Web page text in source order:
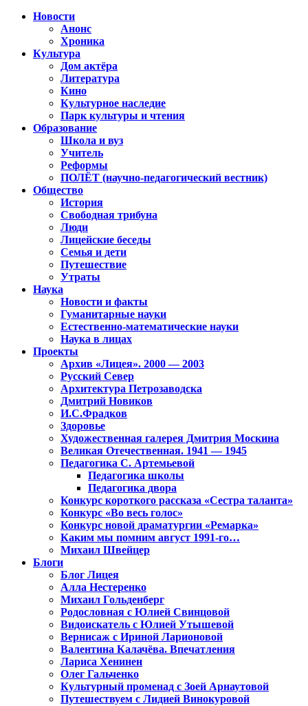
Новости
Анонс
Хроника
Культура
Дом актёра
Литература
Кино
Культурное наследие
Парк культуры и чтения
Образование
Школа и вуз
Учитель
Реформы
ПОЛЁТ (научно-педагогический вестник)
Общество
История
Свободная трибуна
Люди
Лицейские беседы
Семья и дети
Путешествие
Утраты
Наука
Новости и факты
Гуманитарные науки
Естественно-математические науки
Наука в лицах
Проекты
Архив «Лицея». 2000 — 2003
Русский Север
Архитектура Петрозаводска
Дмитрий Новиков
И.С.Фрадков
Здоровье
Художественная галерея Дмитрия Москина
Великая Отечественная. 1941 — 1945
Педагогика С. Артемьевой
Педагогика школы
Педагогика двора
Конкурс короткого рассказа «Сестра таланта»
Конкурс «Во весь голос»
Конкурс новой драматургии «Ремарка»
Каким мы помним август 1991-го…
Михаил Швейцер
Блоги
Блог Лицея
Алла Нестеренко
Михаил Гольденберг
Родословная с Юлией Свинцовой
Видоискатель с Юлией Утышевой
Вернисаж с Ириной Ларионовой
Валентина Калачёва. Впечатления
Лариса Хенинен
Олег Гальченко
Культурный променад с Зоей Арнаутовой
Путешествуем с Лидией Винокуровой